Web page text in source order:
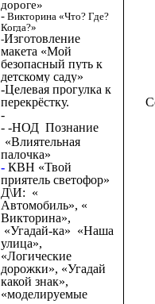
дороге»
- Викторина «Что? Где?
Когда?»
-Изготовление
макета «Мой
безопасный путь к
детскому саду»
-Целевая прогулка к
перекрёстку.
-
- -НОД Познание
«Влиятельная
палочка»
- КВН «Твой
приятель светофор»
Д\И: «
Автомобиль», «
Викторина»,
«Угадай-ка» «Наша
улица»,
«Логические
дорожки», «Угадай
какой знак»,
«моделируемые